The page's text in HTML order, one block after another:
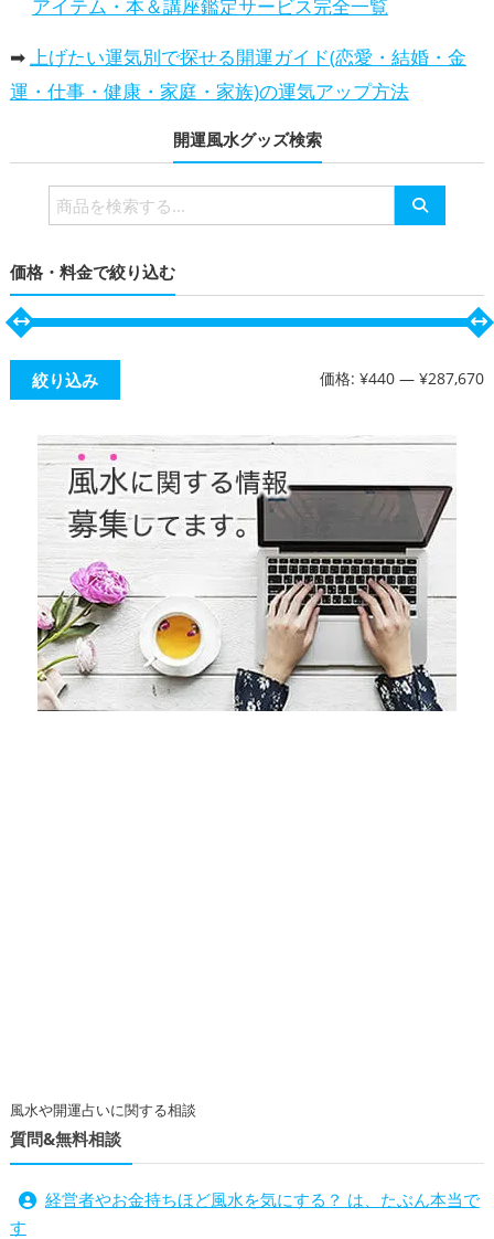
アイテム・本＆講座鑑定サービス完全一覧
➡上げたい運気別で探せる開運ガイド(恋愛・結婚・金
運・仕事・健康・家庭・家族)の運気アップ方法
開運風水グッズ検索
検
索
象:
価格・料金で絞り込む
絞り込み 価格:¥440 —¥287,670
風水や開運占いに関する相談
質問&無料相談
経営者やお金持ちほど風水を気にする？ は、たぶん本当で
す